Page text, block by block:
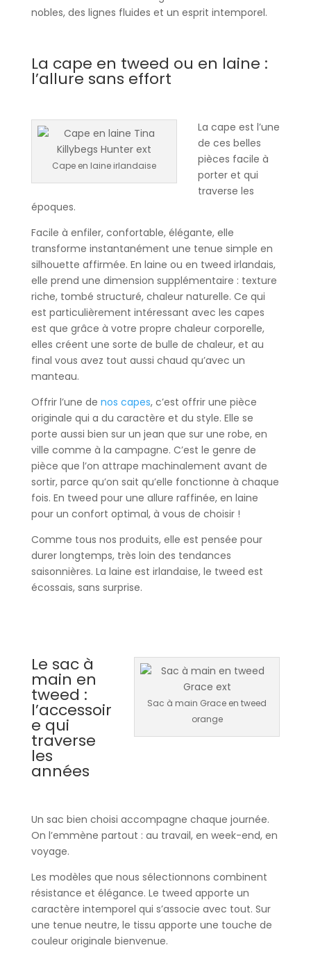
nobles, des lignes fluides et un esprit intemporel.
La cape en tweed ou en laine :
l’allure sans effort
Cape en laine irlandaise
La cape est l’une
de ces belles
pièces facile à
porter et qui
traverse les
époques.
Facile à enfiler, confortable, élégante, elle
transforme instantanément une tenue simple en
silhouette affirmée. En laine ou en tweed irlandais,
elle prend une dimension supplémentaire : texture
riche, tombé structuré, chaleur naturelle. Ce qui
est particulièrement intéressant avec les capes
est que grâce à votre propre chaleur corporelle,
elles créent une sorte de bulle de chaleur, et au
final vous avez tout aussi chaud qu’avec un
manteau.
Offrir l’une de nos capes, c’est offrir une pièce
originale qui a du caractère et du style. Elle se
porte aussi bien sur un jean que sur une robe, en
ville comme à la campagne. C’est le genre de
pièce que l’on attrape machinalement avant de
sortir, parce qu’on sait qu’elle fonctionne à chaque
fois. En tweed pour une allure raffinée, en laine
pour un confort optimal, à vous de choisir !
Comme tous nos produits, elle est pensée pour
durer longtemps, très loin des tendances
saisonnières. La laine est irlandaise, le tweed est
écossais, sans surprise.
Sac à main Grace en tweed
orange
Le sac à
main en
tweed :
l’accessoir
e qui
traverse
les
années
Un sac bien choisi accompagne chaque journée.
On l’emmène partout : au travail, en week-end, en
voyage.
Les modèles que nous sélectionnons combinent
résistance et élégance. Le tweed apporte un
caractère intemporel qui s’associe avec tout. Sur
une tenue neutre, le tissu apporte une touche de
couleur originale bienvenue.